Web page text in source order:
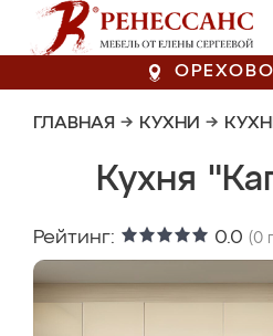
ГЛАВНАЯ → КУХНИ →
Кухня
Рейтинг: 0.0 (0